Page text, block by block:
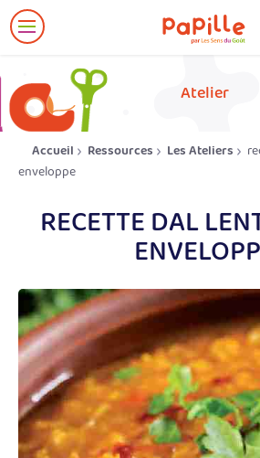
Afficher
le
Atelier
Accueil Ressources Les Ateliers
enveloppe
RECETTE DAL